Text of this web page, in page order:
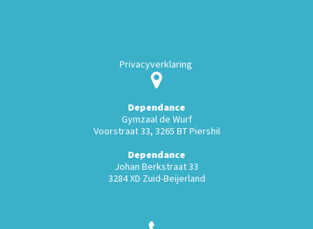
Privacyverklaring
Dependance
Gymzaal de Wurf
Voorstraat 33, 3265 BT Piershil
Dependance
Johan Berkstraat 33
3284 XD Zuid-Beijerland